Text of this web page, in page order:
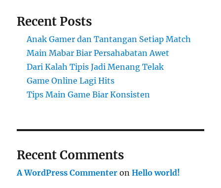
Recent Posts
Anak Gamer dan Tantangan Setiap Match
Main Mabar Biar Persahabatan Awet
Dari Kalah Tipis Jadi Menang Telak
Game Online Lagi Hits
Tips Main Game Biar Konsisten
Recent Comments
A WordPress Commenter onHello world!